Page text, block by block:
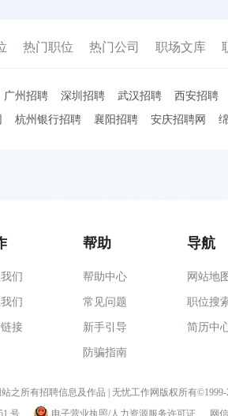
热门职位 热门公司 职场文库
广州招聘 深圳招聘 武汉招聘
西安招聘
杭州银行招聘 襄阳招聘 安庆招聘网
们
们
接
帮助
帮助中心
常见问题
新手引导
防骗指南
导航
网站地
职位搜
简历中
之所有招聘信息及作品 | 无忧工作网版权所有
号
电子营业执照/人力资源服务许可证 网